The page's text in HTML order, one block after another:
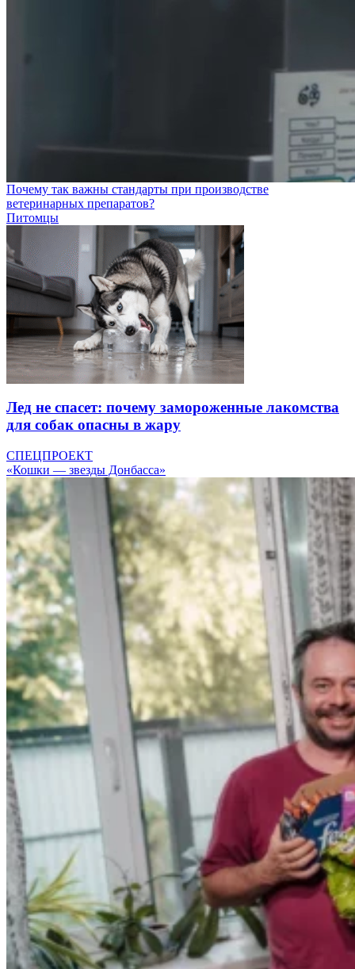
Почему так важны стандарты при производстве
ветеринарных препаратов?
Питомцы
Лед не спасет: почему замороженные лакомства
для собак опасны в жару
СПЕЦПРОЕКТ
«Кошки — звезды Донбасса»